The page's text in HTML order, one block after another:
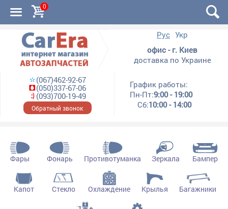
0
Рус Укр
офис - г. Киев
доставка по Украине
(067)462-92-67
(050)337-67-06
(093)700-19-49
Обратный звонок
График работы:
Пн-Пт:9:00 - 19:00
Сб:10:00 - 14:00
Фары Фонарь Противотуманка Зеркала Бампер
Капот Стекло Охлаждение Крылья Багажники